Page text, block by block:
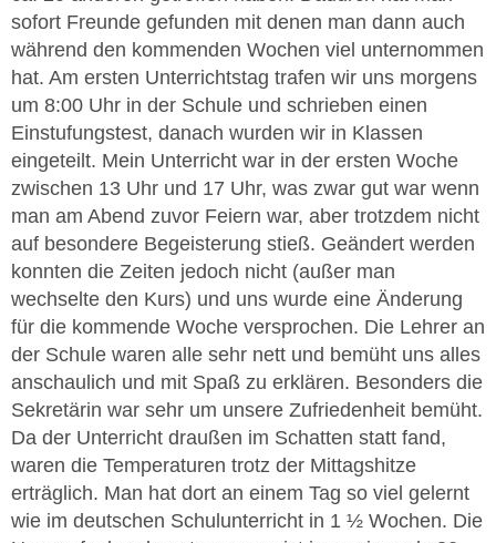
sofort Freunde gefunden mit denen man dann auch
während den kommenden Wochen viel unternommen
hat. Am ersten Unterrichtstag trafen wir uns morgens
um 8:00 Uhr in der Schule und schrieben einen
Einstufungstest, danach wurden wir in Klassen
eingeteilt. Mein Unterricht war in der ersten Woche
zwischen 13 Uhr und 17 Uhr, was zwar gut war wenn
man am Abend zuvor Feiern war, aber trotzdem nicht
auf besondere Begeisterung stieß. Geändert werden
konnten die Zeiten jedoch nicht (außer man
wechselte den Kurs) und uns wurde eine Änderung
für die kommende Woche versprochen. Die Lehrer an
der Schule waren alle sehr nett und bemüht uns alles
anschaulich und mit Spaß zu erklären. Besonders die
Sekretärin war sehr um unsere Zufriedenheit bemüht.
Da der Unterricht draußen im Schatten statt fand,
waren die Temperaturen trotz der Mittagshitze
erträglich. Man hat dort an einem Tag so viel gelernt
wie im deutschen Schulunterricht in 1 ½ Wochen. Die